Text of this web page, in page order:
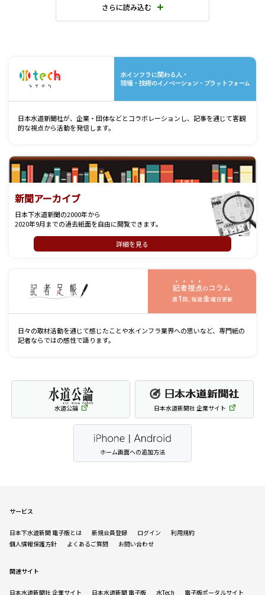
さらに読み込む
日本水道新聞社が、企業・団体などとコラボレーションし、記事を通じて客観
的な視点から活動を発信します。
新聞アーカイブ
日本下水道新聞の2000年から
2020年9月までの過去紙面を自由に閲覧できます。
詳細を見る
日々の取材活動を通じて感じたことや水インフラ業界への思いなど、専門紙の
記者ならではの感性で語ります。
水道公論 日本水道新聞社 企業サイト
ホーム画面への追加方法
サービス
日本下水道新聞 電子版とは 新規会員登録 ログイン
利用規約
個人情報保護方針
よくあるご質問 お問い合わせ
関連サイト
日本水道新聞社 企業サイト 日本水道新聞 電子版 水Tech 電子版ポータルサイト